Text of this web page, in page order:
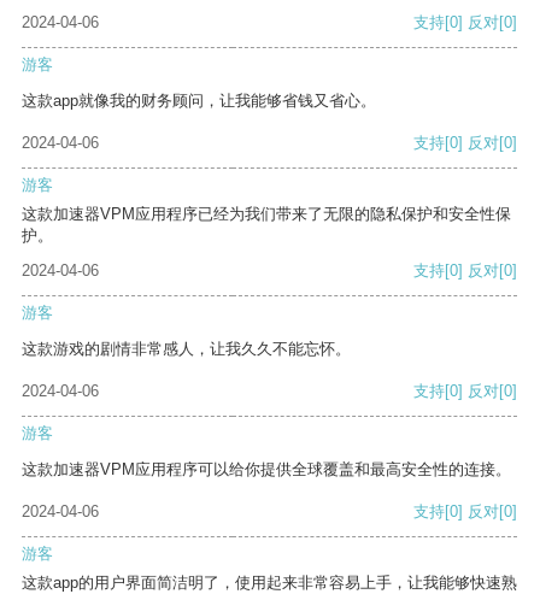
2024-04-06 支持[0] 反对[0]
游客
这款app就像我的财务顾问，让我能够省钱又省心。
2024-04-06 支持[0] 反对[0]
游客
这款加速器VPM应用程序已经为我们带来了无限的隐私保护和安全性保
护。
2024-04-06
支持[0] 反对[0]
游客
这款游戏的剧情非常感人，让我久久不能忘怀。
2024-04-06 支持[0] 反对[0]
游客
这款加速器VPM应用程序可以给你提供全球覆盖和最高安全性的连接。
2024-04-06 支持[0] 反对[0]
游客
这款app的用户界面简洁明了，使用起来非常容易上手，让我能够快速熟